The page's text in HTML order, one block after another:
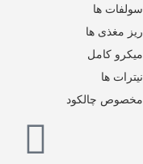
سولفات ها
ریز مغذی ها
میکرو کامل
نیترات ها
مخصوص چالکود